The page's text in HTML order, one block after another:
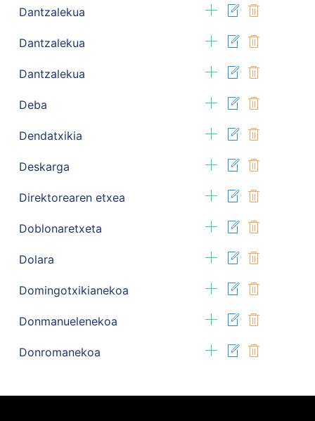
Dantzalekua
Dantzalekua
Dantzalekua
Deba
Dendatxikia
Deskarga
Direktorearen etxea
Doblonaretxeta
Dolara
Domingotxikianekoa
Donmanuelenekoa
Donromanekoa